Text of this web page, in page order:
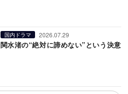
国内ドラマ 2026.07.29
関水渚の“絶対に諦めない”という決意